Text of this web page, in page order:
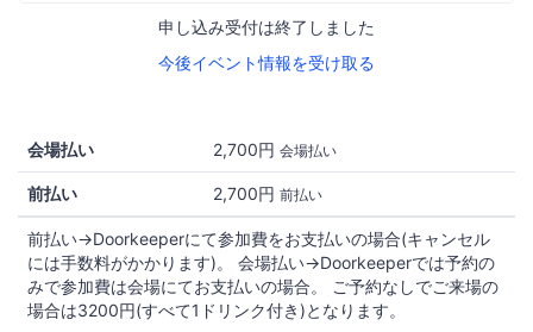
申し込み受付は終了しました
今後イベント情報を受け取る
会場払い 2,700円 会場払い
前払い 2,700円 前払い
前払い→Doorkeeperにて参加費をお支払いの場合(キャンセル
には手数料がかかります)。 会場払い→Doorkeeperでは予約の
みで参加費は会場にてお支払いの場合。 ご予約なしでご来場の
場合は3200円(すべて1ドリンク付き)となります。